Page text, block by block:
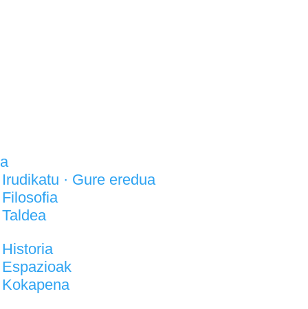
Irudikatu · Gure eredua
Filosofia
Taldea
Historia
Espazioak
Kokapena